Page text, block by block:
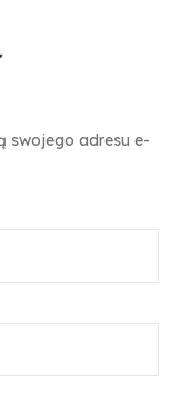
swojego adresu e-